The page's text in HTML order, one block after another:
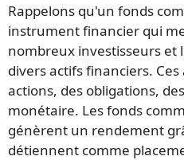
Rappelons qu'un fonds
instrument financier qui
nombreux investisseurs et
divers actifs financiers.
actions, des obligations,
monétaire. Les fonds
génèrent un rendement
détiennent comme